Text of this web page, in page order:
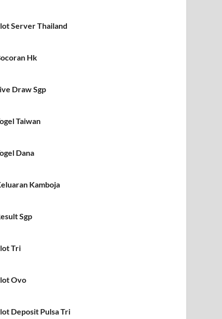
Server Thailand
Hk
Draw Sgp
Taiwan
Dana
Kamboja
Sgp
Tri
Ovo
Deposit Pulsa Tri